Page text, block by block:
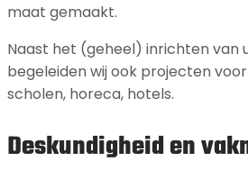
maat gemaakt.
Naast het (geheel) inrichten van
begeleiden wij ook projecten
scholen, horeca, hotels.
Deskundigheid en